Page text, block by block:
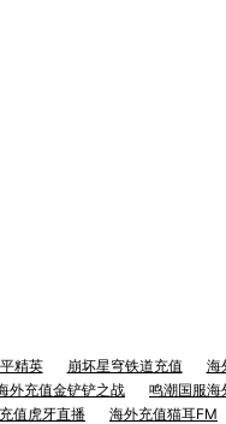
精英 崩坏星穹铁道充值
海
外充值金铲铲之战
鸣潮国服海
值虎牙直播 海外充值猫耳FM